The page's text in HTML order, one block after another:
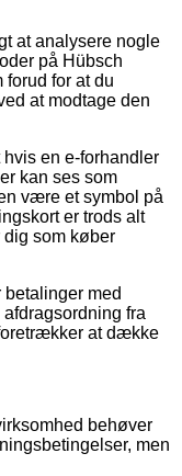
at analysere nogle
på Hübsch
for at du
at modtage den
en e-forhandler
kan ses som
være et symbol på
er trods alt
dig som køber
med
fra
at dække
behøver
men